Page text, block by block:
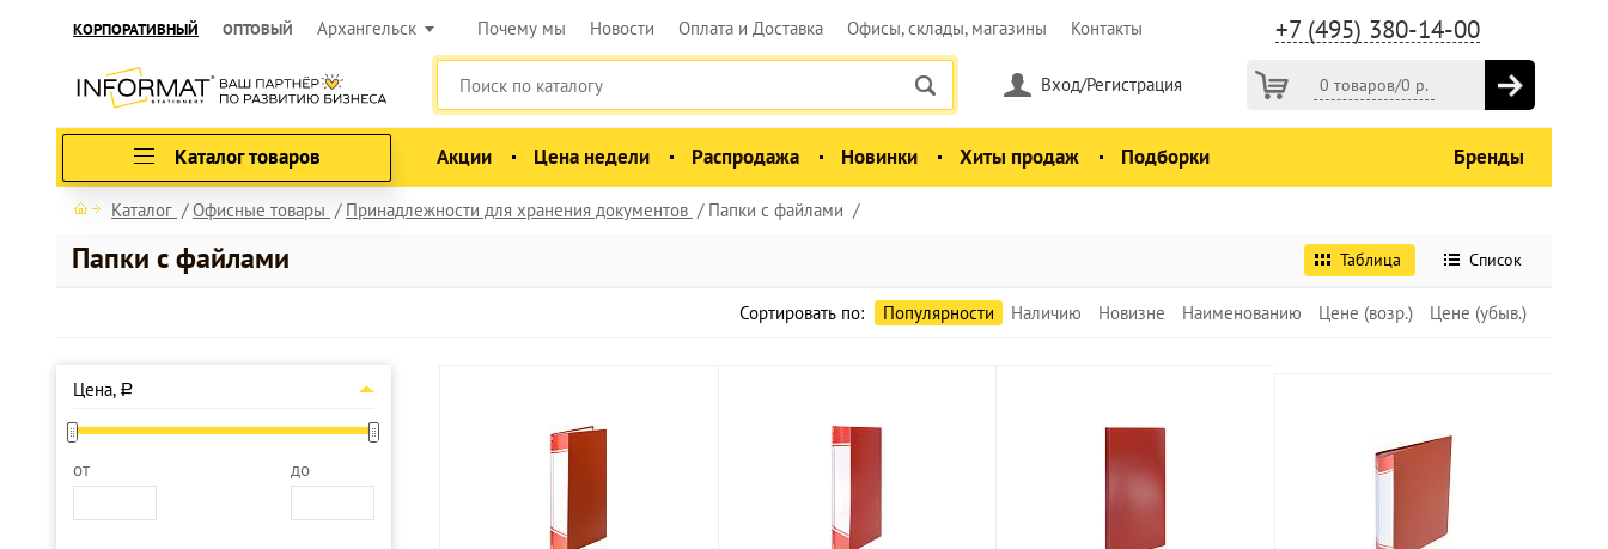
КОРПОРАТИВНЫЙ ОПТОВЫЙ Архангельск +7 (495) 380-14-00
Почему мы Новости Оплата и Доставка Офисы, склады, магазины Контакты
0 товаров/0 р.
Вход/Регистрация
Каталог товаров Акции Цена недели Распродажа Новинки Хиты продаж Подборки Бренды
Каталог Офисные товары Принадлежности для хранения документов Папки с файлами
Папки с файлами Таблица Список
Сортировать по: Популярности Наличию Новизне Наименованию Цене (возр.) Цене (убыв.)
Цена, a
от до